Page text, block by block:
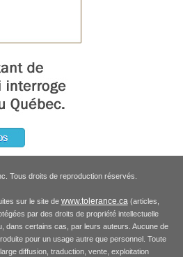
Tous droits de reproduction réservés.
sur le site de www.tolerance.ca(articles,
par des droits de propriété intellectuelle
dans certains cas, par leurs auteurs. Aucune de
pour un usage autre que personnel. Toute
diffusion, traduction, vente, exploitation